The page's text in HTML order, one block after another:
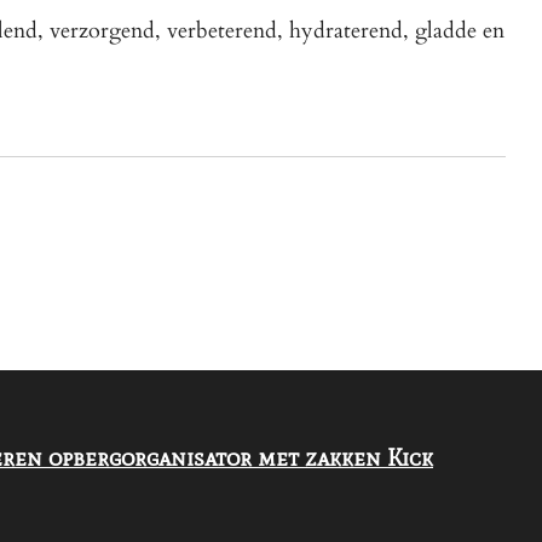
verzorgend, verbeterend, hydraterend, gladde en
opbergorganisator met zakken Kick